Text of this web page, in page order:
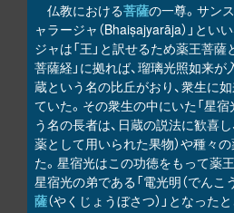
仏教における菩薩の一尊。サン
ャラージャ（Bhaiṣajyarāja）」とい
ジャは「王」と訳せるため薬王菩
菩薩経」に拠れば、瑠璃光照如来
蔵という名の比丘がおり、衆生に
ていた。その衆生の中にいた「星宿
う名の長者は、日蔵の説法に歓喜
薬として用いられた果物）や種々
た。星宿光はこの功徳をもって薬
星宿光の弟である「電光明（でんこ
薩（やくじょうぼさつ）」となったと